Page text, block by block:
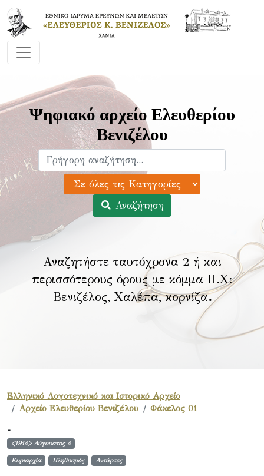
Ψηφιακό αρχείο Ελευθερίου
Βενιζέλου
Αναζήτηση
Αναζητήστε ταυτόχρονα 2 ή και
περισσότερους όρους με κόμμα Π.Χ:
Βενιζέλος, Χαλέπα, κορνίζα.
Ελληνικό Λογοτεχνικό και Ιστορικό Αρχείο
Αρχείο Ελευθερίου Βενιζέλου
Φάκελος 01
-
<1914> Αύγουστος 4
Κυριαρχία Πληθυσμός Αντάρτες